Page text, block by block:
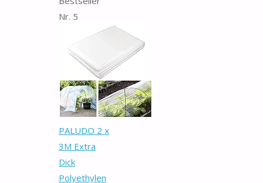
Nr. 5
PALUDO 2 x
3M Extra
Dick
Polyethylen